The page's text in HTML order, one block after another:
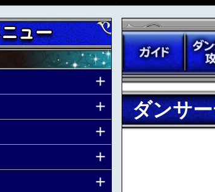
ダンサ